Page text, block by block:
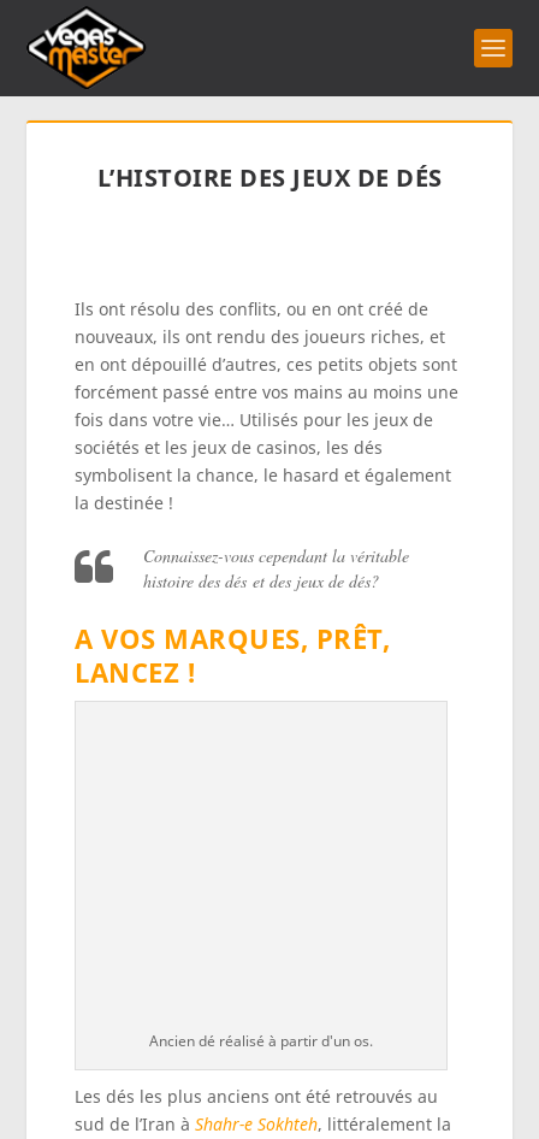
L’HISTOIRE DES JEUX DE DÉS
Ils ont résolu des conflits, ou en ont créé de
nouveaux, ils ont rendu des joueurs riches, et
en ont dépouillé d’autres, ces petits objets sont
forcément passé entre vos mains au moins une
fois dans votre vie… Utilisés pour les jeux de
sociétés et les jeux de casinos, les dés
symbolisent la chance, le hasard et également
la destinée !
Connaissez-vous cependant la véritable
histoire des dés et des jeux de dés?
A VOS MARQUES, PRÊT,
LANCEZ !
Ancien dé réalisé à partir d'un os.
Les dés les plus anciens ont été retrouvés au
sud de l’Iran àShahr-e Sokhteh, littéralement la